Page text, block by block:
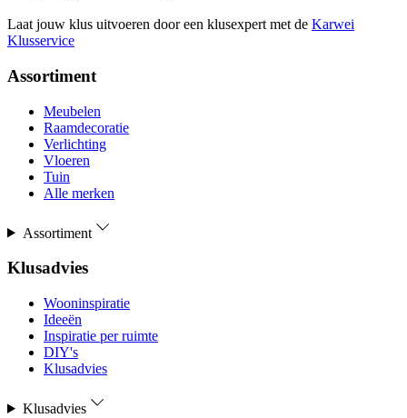
Laat jouw klus uitvoeren door een klusexpert met de Karwei
Klusservice
Assortiment
Meubelen
Raamdecoratie
Verlichting
Vloeren
Tuin
Alle merken
Assortiment
Klusadvies
Wooninspiratie
Ideeën
Inspiratie per ruimte
DIY's
Klusadvies
Klusadvies